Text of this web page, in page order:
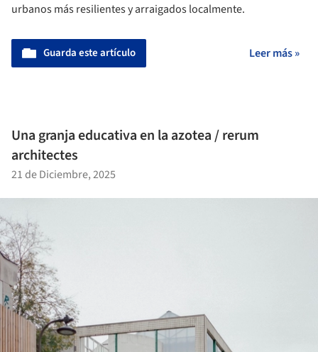
urbanos más resilientes y arraigados localmente.
Guarda este artículo Leer más »
Una granja educativa en la azotea / rerum
architectes
21 de Diciembre, 2025